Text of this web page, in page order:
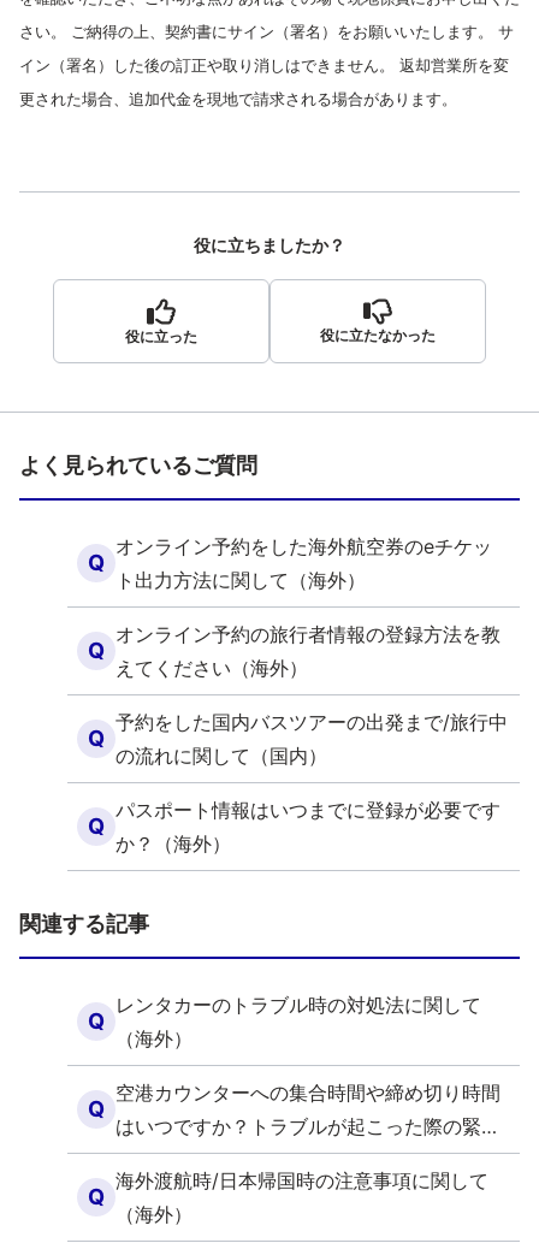
さい。 ご納得の上、契約書にサイン（署名）をお願いいたします。 サ
イン（署名）した後の訂正や取り消しはできません。 返却営業所を変
更された場合、追加代金を現地で請求される場合があります。
役に立ちましたか？
役に立った 役に立たなかった
よく見られているご質問
Q
オンライン予約をした海外航空券のeチケッ
ト出力方法に関して（海外）
Q
オンライン予約の旅行者情報の登録方法を教
えてください（海外）
Q
予約をした国内バスツアーの出発まで/旅行中
の流れに関して（国内）
Q
パスポート情報はいつまでに登録が必要です
か？（海外）
関連する記事
Q
レンタカーのトラブル時の対処法に関して
（海外）
Q
空港カウンターへの集合時間や締め切り時間
はいつですか？トラブルが起こった際の緊急
連絡先を教えてください（海外）
Q
海外渡航時/日本帰国時の注意事項に関して
（海外）